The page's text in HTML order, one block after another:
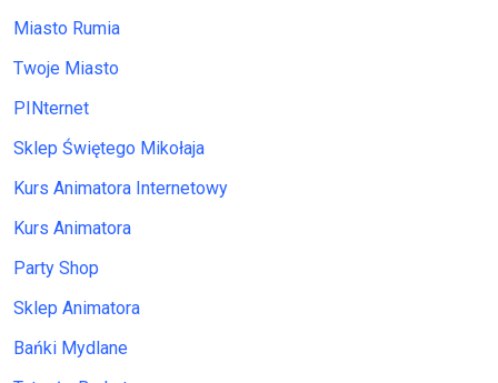
Miasto Rumia
Twoje Miasto
PINternet
Sklep Świętego Mikołaja
Kurs Animatora Internetowy
Kurs Animatora
Party Shop
Sklep Animatora
Bańki Mydlane